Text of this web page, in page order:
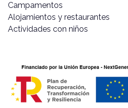
Campamentos
Alojamientos y restaurantes
Actividades con niños